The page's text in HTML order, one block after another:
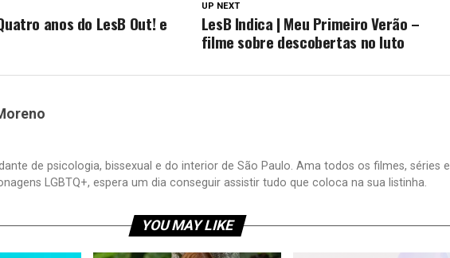
UP NEXT
LesB Indica | Meu Primeiro Verão –
filme sobre descobertas no luto
anos do LesB Out! e
de psicologia, bissexual e do interior de São Paulo. Ama todos os filmes, séries e
LGBTQ+, espera um dia conseguir assistir tudo que coloca na sua listinha.
YOU MAY LIKE